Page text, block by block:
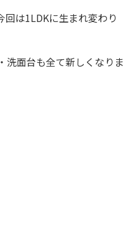
は1LDKに生まれ変わり
洗面台も全て新しくなりま